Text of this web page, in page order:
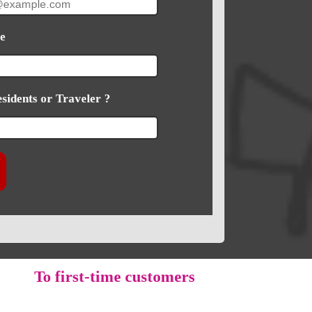
or Traveler ?
To first-time customers